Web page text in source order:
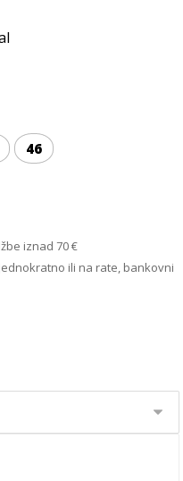
46
iznad 70 €
ili na rate, bankovni